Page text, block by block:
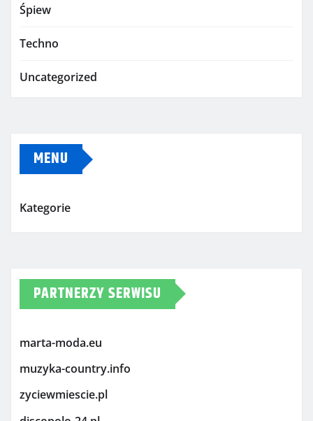
Śpiew
Techno
Uncategorized
MENU
Kategorie
PARTNERZY SERWISU
marta-moda.eu
muzyka-country.info
zyciewmiescie.pl